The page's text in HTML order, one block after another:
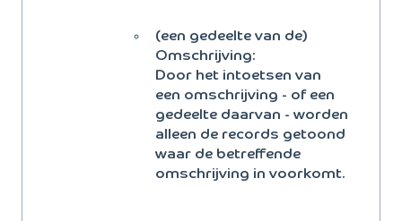
(een gedeelte van de)
Omschrijving:
Door het intoetsen van
een omschrijving - of een
gedeelte daarvan - worden
alleen de records getoond
waar de betreffende
omschrijving in voorkomt.